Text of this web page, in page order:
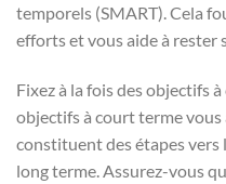
temporels (SMART). Cela
efforts et vous aide à rester
Fixez à la fois des objectifs
objectifs à court terme
constituent des étapes vers
long terme. Assurez-vous